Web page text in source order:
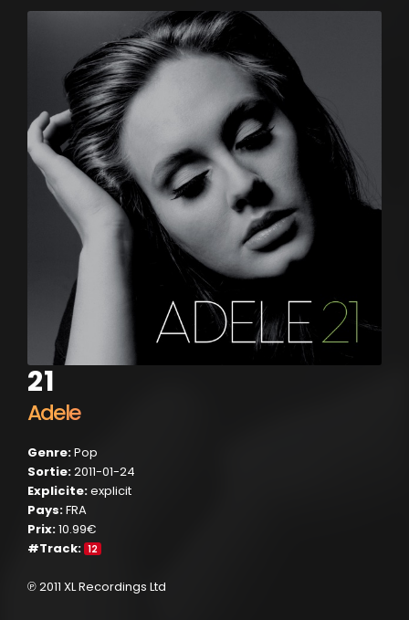
21
Adele
Genre:Pop
Sortie:2011-01-24
Explicite:explicit
Pays:FRA
Prix:10.99€
#Track: 12
℗ 2011 XL Recordings Ltd